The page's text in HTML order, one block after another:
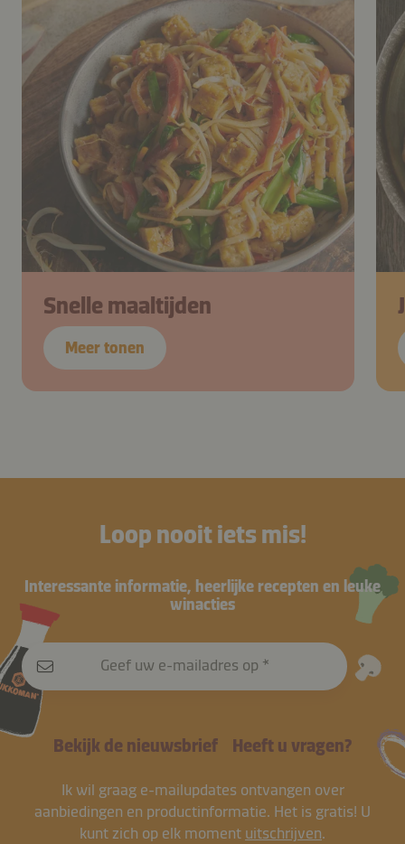
Snelle maaltijden
Meer tonen
Loop nooit iets mis!
Interessante informatie, heerlijke recepten en leuke
winacties
Geef uw e-mailadres op
Bekijk de nieuwsbrief Heeft u vragen?
Ik wil graag e-mailupdates ontvangen over
aanbiedingen en productinformatie. Het is gratis! U
kunt zich op elk moment uitschrijven.